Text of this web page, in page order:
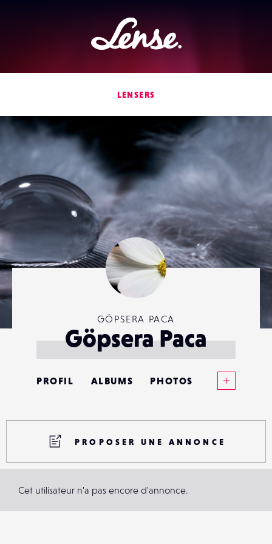
Lense
LENSERS
GÖPSERA PACA
Göpsera Paca
PROFIL ALBUMS PHOTOS
CONTACTS
ÉVÉNEMENTS
PROPOSER UNE ANNONCE
Cet utilisateur n'a pas encore d'annonce.